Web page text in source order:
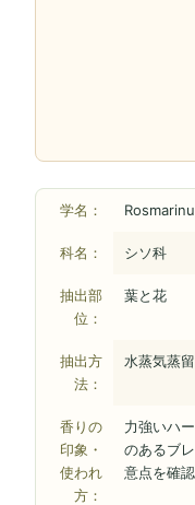
学名：
科名： シソ科
抽出部
位：
葉と花
抽出方
法：
水蒸気蒸
香りの
印象・
使われ
方：
力強いハ
のあるブ
意点を確